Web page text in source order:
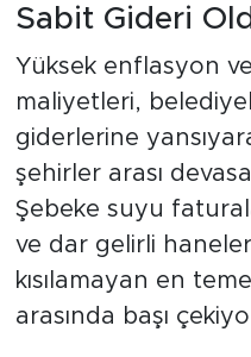
Sabit Gideri
Yüksek enflasyon
maliyetleri,
giderlerine
şehirler arası
Şebeke suyu
ve dar gelirli
kısılamayan en
arasında başı